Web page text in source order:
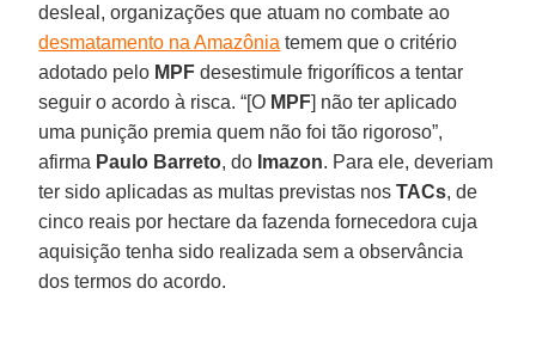
desleal, organizações que atuam no combate ao
desmatamento na Amazônia temem que o critério
adotado pelo MPF desestimule frigoríficos a tentar
seguir o acordo à risca. “[O MPF] não ter aplicado
uma punição premia quem não foi tão rigoroso”,
afirma Paulo Barreto, do Imazon. Para ele, deveriam
ter sido aplicadas as multas previstas nosTACs, de
cinco reais por hectare da fazenda fornecedora cuja
aquisição tenha sido realizada sem a observância
dos termos do acordo.